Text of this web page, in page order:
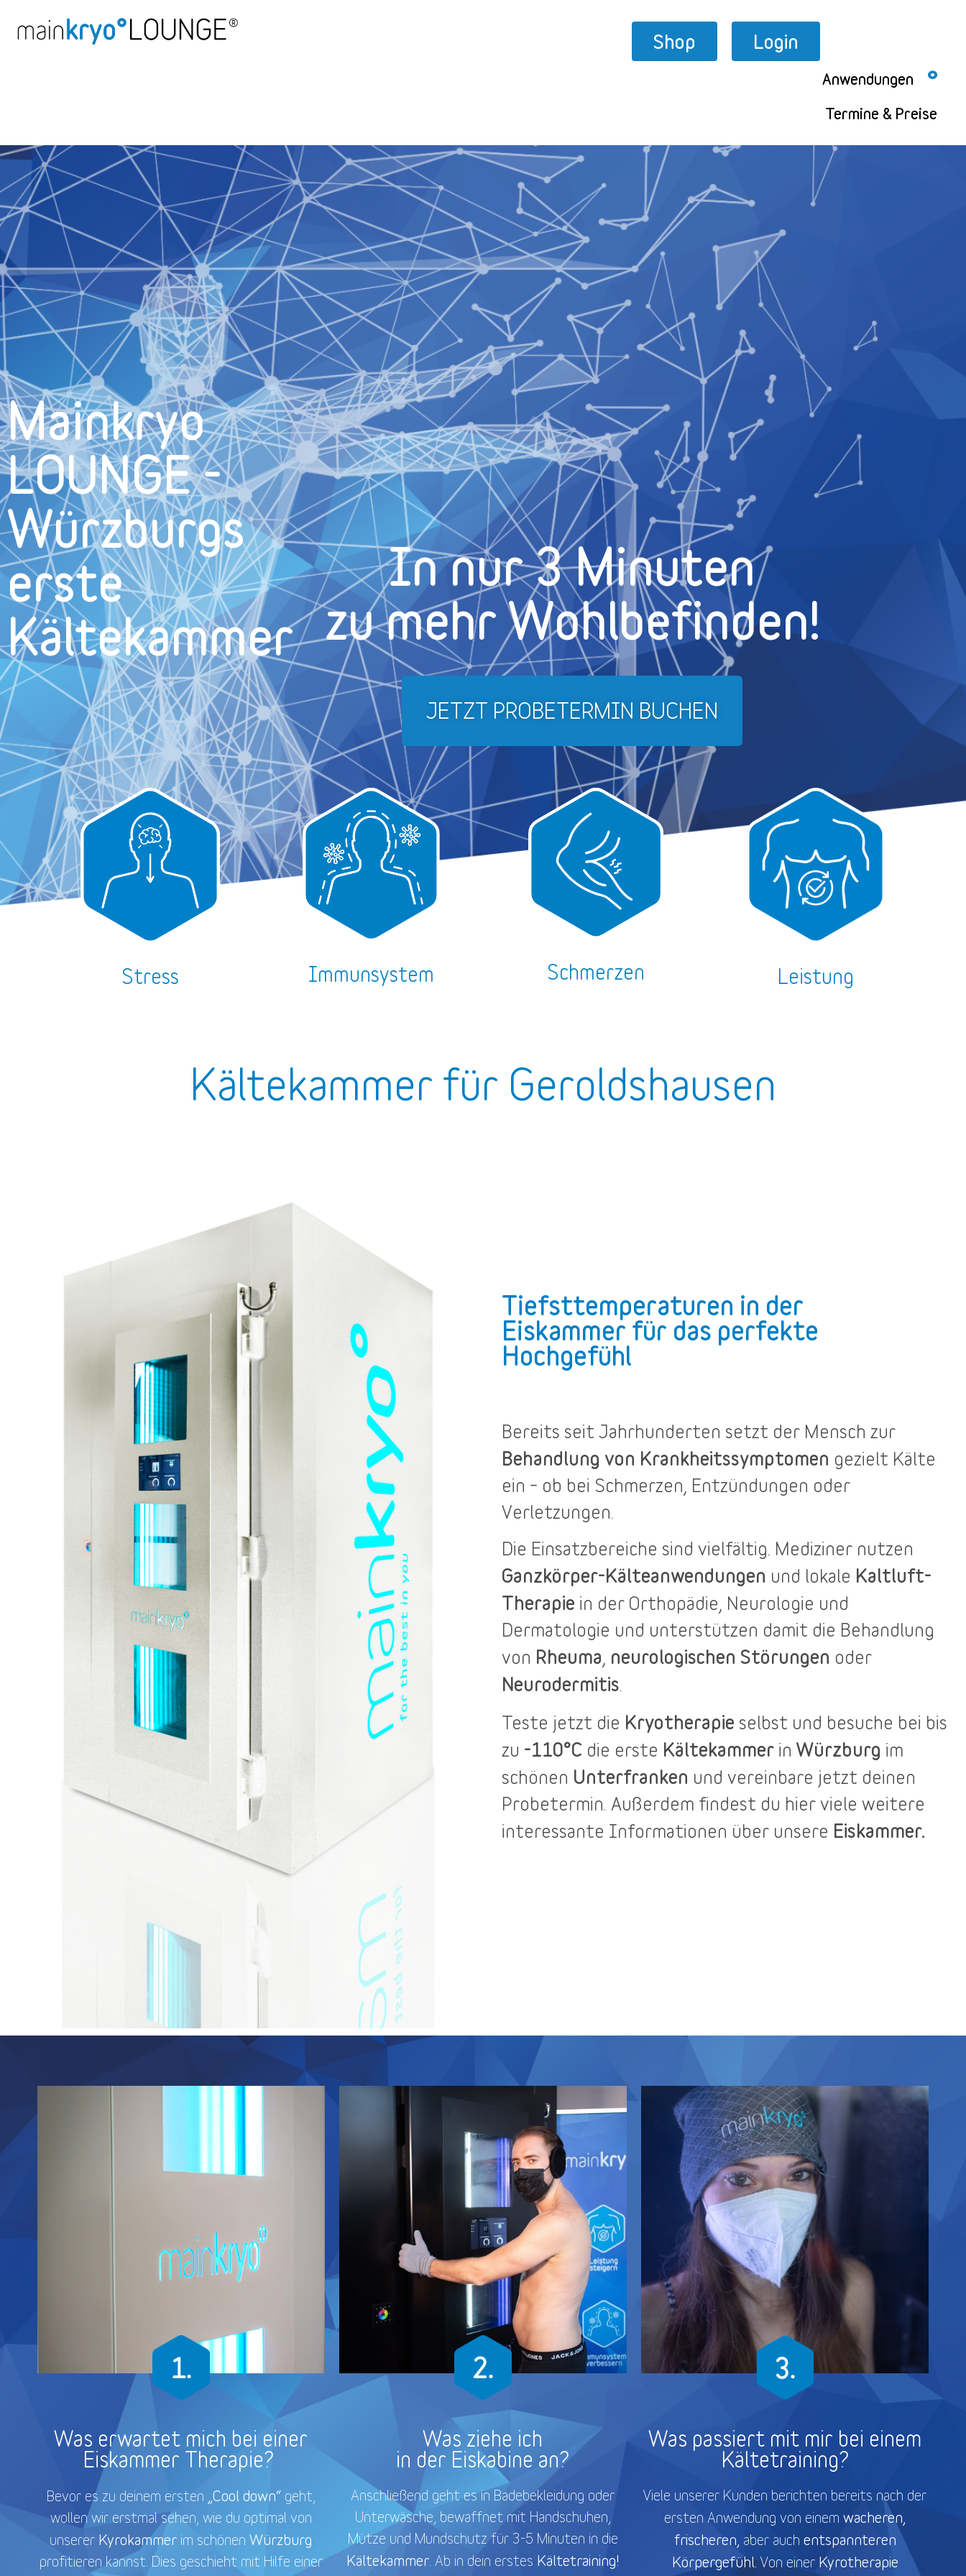
Shop Login
Anwendungen
Termine & Preise
Mainkryo
LOUNGE -
Würzburgs
erste
Kältekammer
In nur 3 Minuten
zu mehr Wohl­befinden!
JETZT PROBETERMIN BUCHEN
Stress Immunsystem Schmerzen Leistung
Kältekammer für Geroldshausen
Tiefsttemperaturen in der
Eiskammer für das perfekte
Hochgefühl
Bereits seit Jahrhunderten setzt der Mensch zur
Behandlung von Krankheitssymptomen gezielt Kälte
ein – ob bei Schmerzen, Entzündungen oder
Verletzungen.
Die Einsatzbereiche sind vielfältig. Mediziner nutzen
Ganzkörper-Kälteanwendungen und lokale Kaltluft-
Therapie in der Orthopädie, Neurologie und
Dermatologie und unterstützen damit die Behandlung
von Rheuma, neurologischen Störungen oder
Neurodermitis.
Teste jetzt die Kryotherapie selbst und besuche bei bis
zu -110°C die erste Kältekammer in Würzburg im
schönen Unterfranken und vereinbare jetzt deinen
Probetermin. Außerdem findest du hierviele weitere
interessante Informationen über unsere Eiskammer.
Was erwartet mich bei einer
Eiskammer Therapie?
Bevor es zu deinem ersten „Cool down“geht,
wollen wir erstmal sehen, wie du optimal von
unserer Kyrokammer im schönenWürzburg
profitieren kannst. Dies geschieht mit Hilfe einer
Was ziehe ich
in der Eiskabine an?
Anschließend geht es in Badebekleidung oder
Unterwäsche, bewaffnet mit Handschuhen,
Mütze und Mundschutz für 3-5 Minuten in die
Kältekammer. Ab in dein erstes Kältetraining!
Was passiert mit mir bei einem
Kältetraining?
Viele unserer Kunden berichten bereits nach der
ersten Anwendung von einemwacheren,
frischeren, aber auch entspannteren
Körpergefühl.Von einer Kyrotherapie